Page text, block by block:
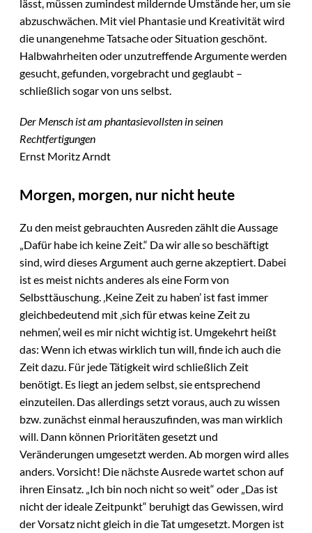
lässt, müssen zumindest mildernde Umstände her, um sie
abzuschwächen. Mit viel Phantasie und Kreativität wird
die unangenehme Tatsache oder Situation geschönt.
Halbwahrheiten oder unzutreffende Argumente werden
gesucht, gefunden, vorgebracht und geglaubt –
schließlich sogar von uns selbst.
Der Mensch ist am phantasievollsten in seinen
Rechtfertigungen
Ernst Moritz Arndt
Morgen, morgen, nur nicht heute
Zu den meist gebrauchten Ausreden zählt die Aussage
„Dafür habe ich keine Zeit.“ Da wir alle so beschäftigt
sind, wird dieses Argument auch gerne akzeptiert. Dabei
ist es meist nichts anderes als eine Form von
Selbsttäuschung. ‚Keine Zeit zu haben’ ist fast immer
gleichbedeutend mit ‚sich für etwas keine Zeit zu
nehmen’, weil es mir nicht wichtig ist. Umgekehrt heißt
das: Wenn ich etwas wirklich tun will, finde ich auch die
Zeit dazu. Für jede Tätigkeit wird schließlich Zeit
benötigt. Es liegt an jedem selbst, sie entsprechend
einzuteilen. Das allerdings setzt voraus, auch zu wissen
bzw. zunächst einmal herauszufinden, was man wirklich
will. Dann können Prioritäten gesetzt und
Veränderungen umgesetzt werden. Ab morgen wird alles
anders. Vorsicht! Die nächste Ausrede wartet schon auf
ihren Einsatz. „Ich bin noch nicht so weit“ oder „Das ist
nicht der ideale Zeitpunkt“ beruhigt das Gewissen, wird
der Vorsatz nicht gleich in die Tat umgesetzt. Morgen ist